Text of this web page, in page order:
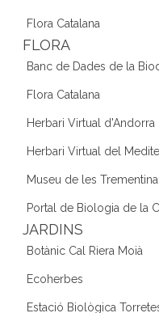
Flora Catalana
FLORA
Banc de Dades de la
Flora Catalana
Herbari Virtual d'Andorra
Herbari Virtual del
Museu de les
Portal de Biologia de la
JARDINS
Botànic Cal Riera Moià
Ecoherbes
Estació Biològica